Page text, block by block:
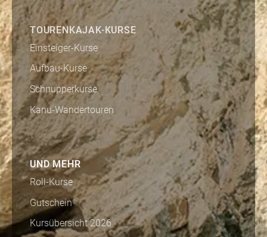
TOURENKAJAK-KURSE
Einsteiger-Kurse
Aufbau-Kurse
Schnupperkurse
Kanu-Wandertouren
UND MEHR
Roll-Kurse
Gutschein
Kursübersicht 2026